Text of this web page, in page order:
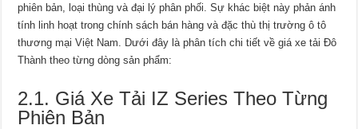
phiên bản, loại thùng và đại lý phân phối. Sự khác biệt này phản ánh
tính linh hoạt trong chính sách bán hàng và đặc thù thị trường ô tô
thương mại Việt Nam. Dưới đây là phân tích chi tiết về giá xe tải Đô
Thành theo từng dòng sản phẩm:
2.1. Giá Xe Tải IZ Series Theo Từng
Phiên Bản